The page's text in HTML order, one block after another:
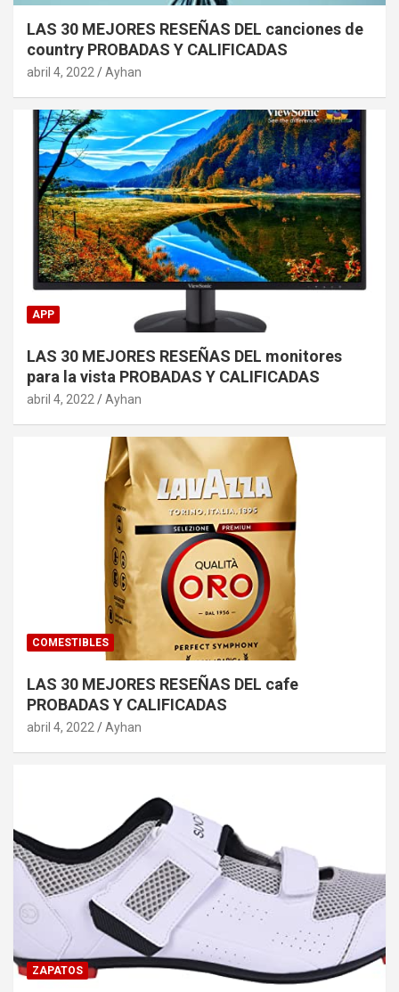
LAS 30 MEJORES RESEÑAS DEL canciones de
country PROBADAS Y CALIFICADAS
abril 4, 2022 Ayhan
APP
LAS 30 MEJORES RESEÑAS DEL monitores
para la vista PROBADAS Y CALIFICADAS
abril 4, 2022 Ayhan
COMESTIBLES
LAS 30 MEJORES RESEÑAS DEL cafe
PROBADAS Y CALIFICADAS
abril 4, 2022 Ayhan
ZAPATOS